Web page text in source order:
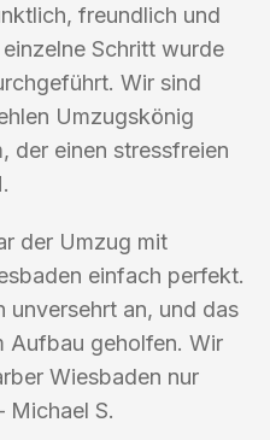
freundlich und
Schritt wurde
Wir sind
Umzugskönig
der einen stressfreien
der Umzug mit
einfach perfekt.
unversehrt an, und das
Aufbau geholfen. Wir
Wiesbaden nur
Michael S.